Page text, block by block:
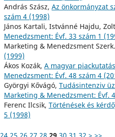
András Szász, Az önkormányzat
szám 4 (1998)
János Kartali, Istvánné Hajdu,
Menedzsment: Évf. 33 szám 1
Marketing & Menedzsment
(1999)
Ákos Kozák, A magyar
Menedzsment: Évf. 48 szám 4
Györgyi Kővágó, Tudásintenziv
Marketing & Menedzsment: Évf.
Ferenc Ilcsik, Történések és
5 (1998)